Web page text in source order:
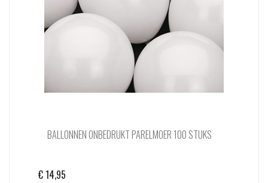
BALLONNEN ONBEDRUKT PARELMOER 100 STUKS
€14,95